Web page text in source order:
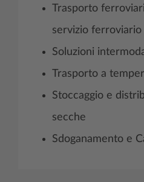
Trasporto
servizio ferroviario
Soluzioni
Trasporto a
Stoccaggio e
secche
Sdoganamento e